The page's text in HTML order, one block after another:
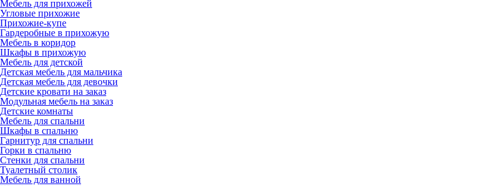
Мебель для прихожей
Угловые прихожие
Прихожие-купе
Гардеробные в прихожую
Мебель в коридор
Шкафы в прихожую
Мебель для детской
Детская мебель для мальчика
Детская мебель для девочки
Детские кровати на заказ
Модульная мебель на заказ
Детские комнаты
Мебель для спальни
Шкафы в спальню
Гарнитур для спальни
Горки в спальню
Стенки для спальни
Туалетный столик
Мебель для ванной